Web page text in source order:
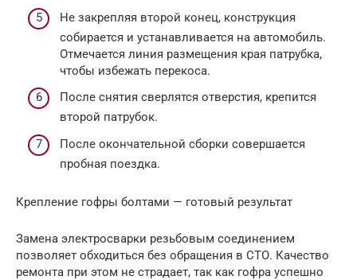
Не закрепляя второй конец, конструкция
собирается и устанавливается на автомобиль.
Отмечается линия размещения края патрубка,
чтобы избежать перекоса.
После снятия сверлятся отверстия, крепится
второй патрубок.
После окончательной сборки совершается
пробная поездка.
Крепление гофры болтами — готовый результат
Замена электросварки резьбовым соединением
позволяет обходиться без обращения в СТО. Качество
ремонта при этом не страдает, так как гофра успешно